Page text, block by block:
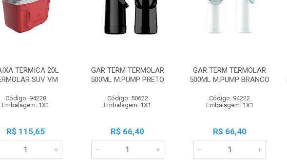
TERMICA 20L
SUV VM
Código: 94228
Embalagem: 1X1
R$ 115,65
GAR TERM TERMOLAR
500ML M.PUMP PRETO
Código: 50622
Embalagem: 1X1
R$ 66,40
GAR TERM TERMOLAR
500ML M.PUMP BRANCO
Código: 94222
Embalagem: 1X1
R$ 66,40